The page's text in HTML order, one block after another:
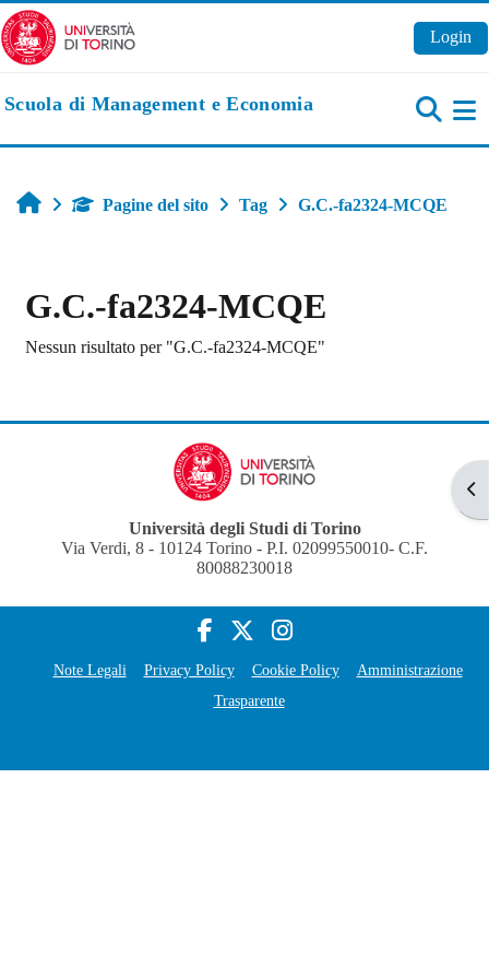
Vai al contenuto principale
Login
Scuola di Management e Economia
HomePagine del sito Tag G.C.-fa2324-MCQE
G.C.-fa2324-MCQE
Nessun risultato per "G.C.-fa2324-MCQE"
Università degli Studi di Torino
Via Verdi, 8 - 10124 Torino - P.I. 02099550010- C.F.
80088230018
Note Legali Privacy Policy Cookie Policy
Amministrazione
Trasparente